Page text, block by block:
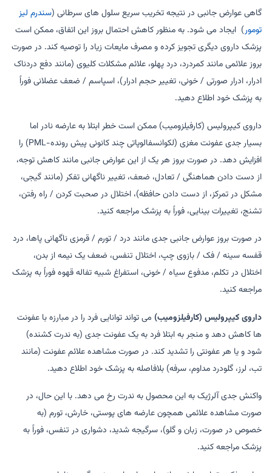
گاهی عوارض جانبی در نتیجه تخریب سریع سلول های سرطانی (سندرم لیز
تومور) ایجاد می شود. به منظور کاهش احتمال بروز این اتفاق، ممکن است
پزشک داروی دیگری تجویز کرده و مصرف مایعات زیاد را توصیه کند. در صورت
بروز علائمی مانند کمردرد، درد پهلو، علائم مشکلات کلیوی (مانند دفع دردناک
ادرار، ادرار صورتی / خونی، تغییر حجم ادرار)، اسپاسم / ضعف عضلانی فوراً
به پزشک خود اطلاع دهید.
داروی کیپرولیس (کارفیلزومیب) ممکن است خطر ابتلا به عارضه نادر اما
بسیار جدی عفونت مغزی (لکوانسفالوپاتی چند کانونی پیش رونده-PML) را
افزایش دهد. در صورت بروز هر یک از این عوارض جانبی مانند کاهش توجه،
از دست دادن هماهنگی / تعادل، ضعف، تغییر ناگهانی تفکر (مانند گیجی،
مشکل در تمرکز، از دست دادن حافظه)، اختلال در صحبت کردن / راه رفتن،
تشنج، تغییرات بینایی، فوراً به پزشک مراجعه کنید.
در صورت بروز عوارض جانبی جدی مانند درد / تورم / قرمزی ناگهانی پاها، درد
قفسه سینه / فک / بازوی چپ، اختلال تنفس، ضعف یک نیمه از بدن،
اختلال در تکلم، مدفوع سیاه / خونی، استفراغ شبیه تفاله قهوه فوراً به پزشک
مراجعه کنید.
داروی کیپرولیس (کارفیلزومیب) می تواند توانایی فرد را در مبارزه با عفونت
ها کاهش دهد و منجر به ابتلا فرد به یک عفونت جدی (به ندرت کشنده)
شود و یا هر عفونتی را تشدید کند. در صورت مشاهده علائم عفونت (مانند
تب، لرز، گلودرد مداوم، سرفه) بلافاصله به پزشک خود اطلاع دهید.
واکنش جدی آلرژیک به این محصول به ندرت رخ می دهد. با این حال، در
صورت مشاهده علائمی همچون عارضه های پوستی، خارش، تورم (به
خصوص در صورت، زبان و گلو)، سرگیجه شدید، دشواری در تنفس، فوراً به
پزشک مراجعه کنید.